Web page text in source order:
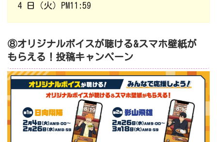
4 日（火）PM11:59
⑧オリジナルボイスが聴ける&スマホ壁紙が
もらえる！投稿キャンペーン